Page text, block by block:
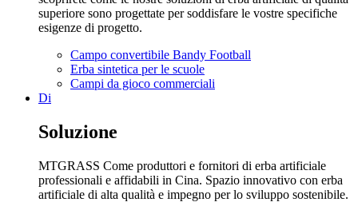
superiore sono progettate per soddisfare le vostre specifiche
esigenze di progetto.
Campo convertibile Bandy Football
Erba sintetica per le scuole
Campi da gioco commerciali
Di
Soluzione
MTGRASS Come produttori e fornitori di erba artificiale
professionali e affidabili in Cina. Spazio innovativo con erba
artificiale di alta qualità e impegno per lo sviluppo sostenibile.